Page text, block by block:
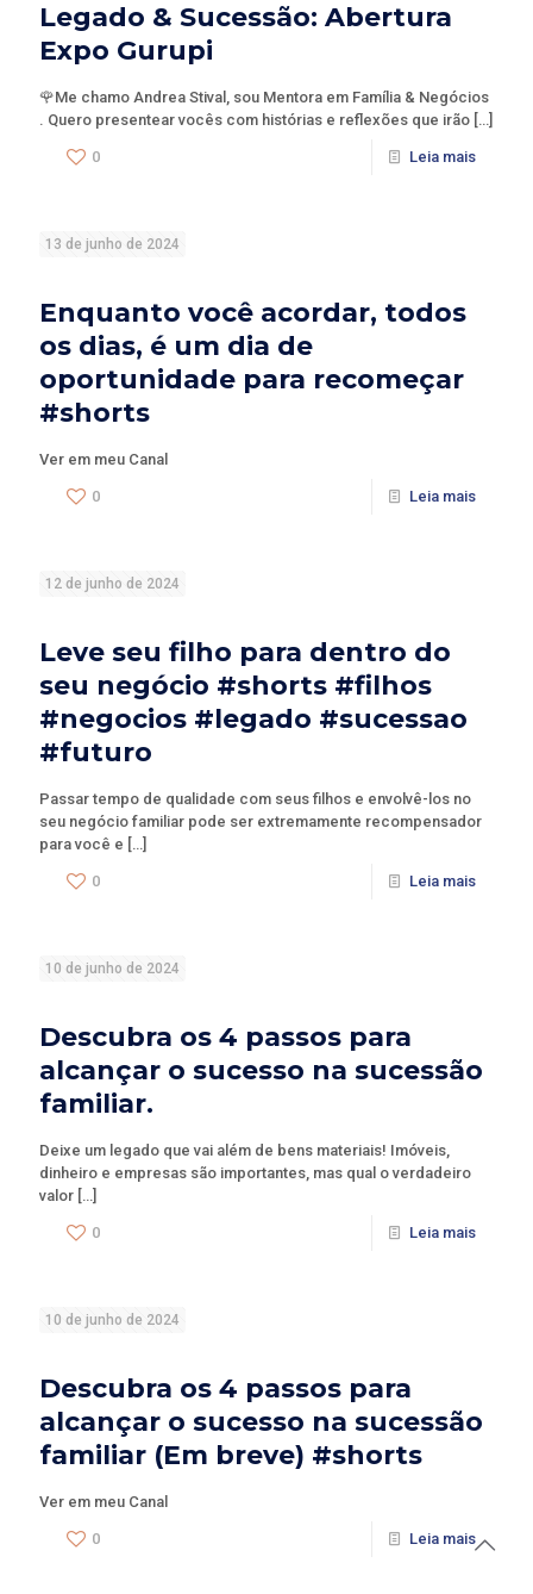
Legado & Sucessão: Abertura
Expo Gurupi
🌹Me chamo Andrea Stival, sou Mentora em Família & Negócios
. Quero presentear vocês com histórias e reflexões que irão […]
0 Leia mais
13 de junho de 2024
Enquanto você acordar, todos
os dias, é um dia de
oportunidade para recomeçar
#shorts
Ver em meu Canal
0 Leia mais
12 de junho de 2024
Leve seu filho para dentro do
seu negócio #shorts #filhos
#negocios #legado #sucessao
#futuro
Passar tempo de qualidade com seus filhos e envolvê-los no
seu negócio familiar pode ser extremamente recompensador
para você e […]
0 Leia mais
10 de junho de 2024
Descubra os 4 passos para
alcançar o sucesso na sucessão
familiar.
Deixe um legado que vai além de bens materiais! Imóveis,
dinheiro e empresas são importantes, mas qual o verdadeiro
valor […]
0 Leia mais
10 de junho de 2024
Descubra os 4 passos para
alcançar o sucesso na sucessão
familiar (Em breve) #shorts
Ver em meu Canal
0 Leia mais